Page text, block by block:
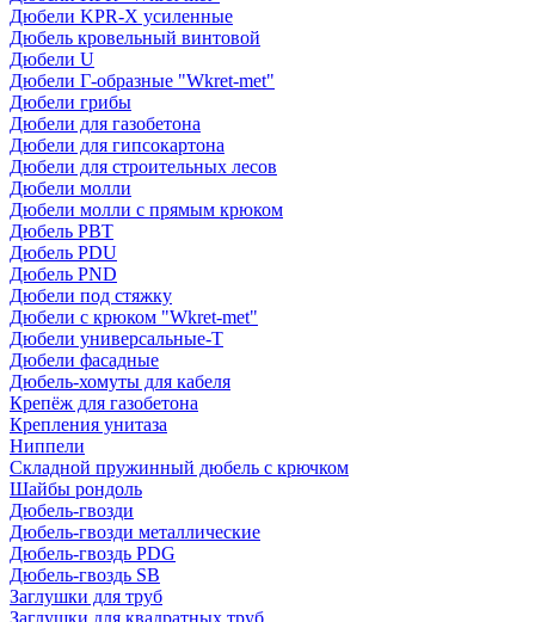
Дюбели KPR-Х усиленные
Дюбель кровельный винтовой
Дюбели U
Дюбели Г-образные "Wkret-met"
Дюбели грибы
Дюбели для газобетона
Дюбели для гипсокартона
Дюбели для строительных лесов
Дюбели молли
Дюбели молли с прямым крюком
Дюбель PBT
Дюбель PDU
Дюбель PND
Дюбели под стяжку
Дюбели с крюком "Wkret-met"
Дюбели универсальные-Т
Дюбели фасадные
Дюбель-хомуты для кабеля
Крепёж для газобетона
Крепления унитаза
Ниппели
Складной пружинный дюбель с крючком
Шайбы рондоль
Дюбель-гвозди
Дюбель-гвозди металлические
Дюбель-гвоздь PDG
Дюбель-гвоздь SB
Заглушки для труб
Заглушки для квадратных труб